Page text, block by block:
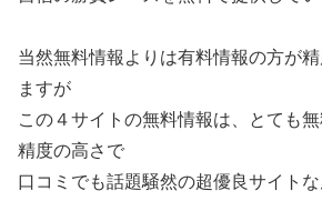
当然無料情報よりは有料情報の方が
ますが
この４サイトの無料情報は、とても
精度の高さで
口コミでも話題騒然の超優良サイトな